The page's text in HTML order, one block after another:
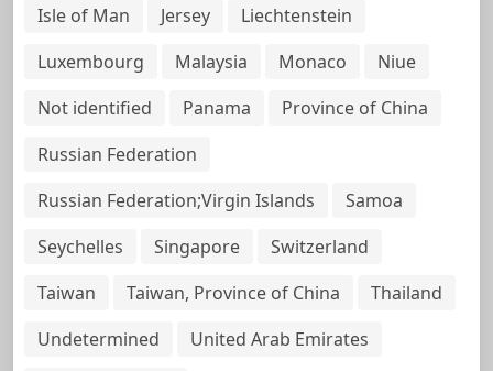
Isle of Man
Jersey
Liechtenstein
Luxembourg
Malaysia Monaco
Niue
Not identified
Panama
Province of China
Russian Federation
Russian Federation;Virgin Islands
Samoa
Seychelles
Singapore
Switzerland
Taiwan
Taiwan, Province of China
Thailand
Undetermined
United Arab Emirates